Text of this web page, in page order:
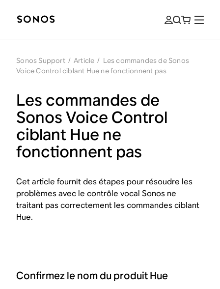
Sonos Support / Article / Les commandes de Sonos
Voice Control ciblant Hue ne fonctionnent pas
Les commandes de
Sonos Voice Control
ciblant Hue ne
fonctionnent pas
Cet article fournit des étapes pour résoudre les
problèmes avec le contrôle vocal Sonos ne
traitant pas correctement les commandes ciblant
Hue.
Confirmez le nom du produit Hue